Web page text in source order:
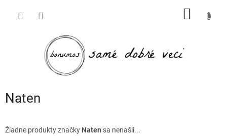
Naten
Žiadne produkty značky Naten sa nenašli...